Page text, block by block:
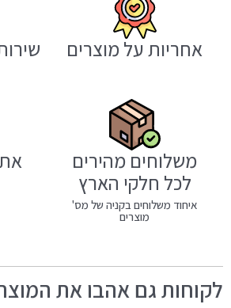
אחריות על מוצרים
משלוחים מהירים
לכל חלקי הארץ
איחוד משלוחים בקניה של מס'
מוצרים
לקוחות גם אהבו את